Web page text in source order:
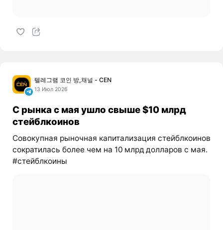
텔레그램 코인 방,채널 - CEN
13 Июл 2026
С рынка с мая ушло свыше $10 млрд
стейблкоинов
Совокупная рыночная капитализация стейблкоинов
сократилась более чем на 10 млрд долларов с мая.
#стейблкоины